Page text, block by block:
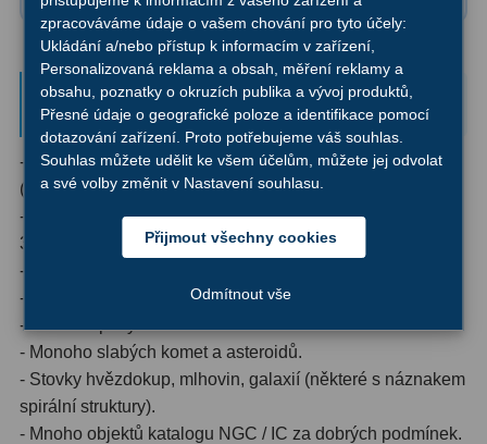
Pokročilé
Foto stativy
Ostatní
Literatura11
Lupy69
Dárkové poukazy
Co lze vidět pomocí dalekohledu
Binorum Expression 150/750 EQ3:
- Dvojhvězdy, vzdálené od sebe více než 1 úhlová vteřina
(za dobrých podmínek), dosah magnitudy 13.
- Množství struktur na Měsíci, trhliny, krátery o průměru od
3 km.
- Více tmavých skvrn (kontinentů) na Marsu.
- Detaily ve struktuře mraků na Jupiteru.
- Oblačné pásy na Saturnu.
- Monoho slabých komet a asteroidů.
- Stovky hvězdokup, mlhovin, galaxií (některé s náznakem
spirální struktury).
- Mnoho objektů katalogu NGC / IC za dobrých podmínek.
zpracováváme údaje o vašem chování pro tyto účely:
Ukládání a/nebo přístup k informacím v zařízení,
Personalizovaná reklama a obsah, měření reklamy a
obsahu, poznatky o okruzích publika a vývoj produktů,
Přesné údaje o geografické poloze a identifikace pomocí
dotazování zařízení. Proto potřebujeme váš souhlas.
Souhlas můžete udělit ke všem účelům, můžete jej odvolat
a své volby změnit v Nastavení souhlasu.
Přijmout všechny cookies
Odmítnout vše